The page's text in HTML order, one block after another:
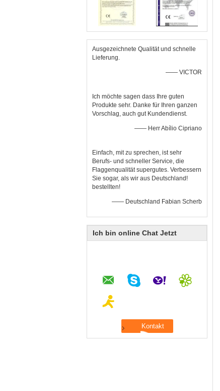
Ausgezeichnete Qualität und schnelle
Lieferung.
—— VICTOR
Ich möchte sagen dass Ihre guten
Produkte sehr. Danke für Ihren ganzen
Vorschlag, auch gut Kundendienst.
—— Herr Abílio Cipriano
Einfach, mit zu sprechen, ist sehr
Berufs- und schneller Service, die
Flaggenqualität supergutes. Verbessern
Sie sogar, als wir aus Deutschland!
bestellten!
—— Deutschland Fabian Scherb
Ich bin online Chat Jetzt